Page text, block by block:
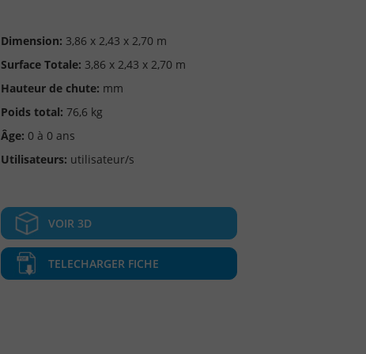
Dimension: 3,86 x 2,43 x 2,70 m
Surface Totale: 3,86 x 2,43 x 2,70 m
Hauteur de chute: mm
Poids total: 76,6 kg
Âge: 0 à 0 ans
Utilisateurs: utilisateur/s
VOIR 3D
TELECHARGER FICHE